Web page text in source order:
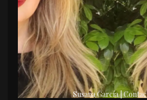
Susana García |